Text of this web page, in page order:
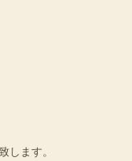
ます。